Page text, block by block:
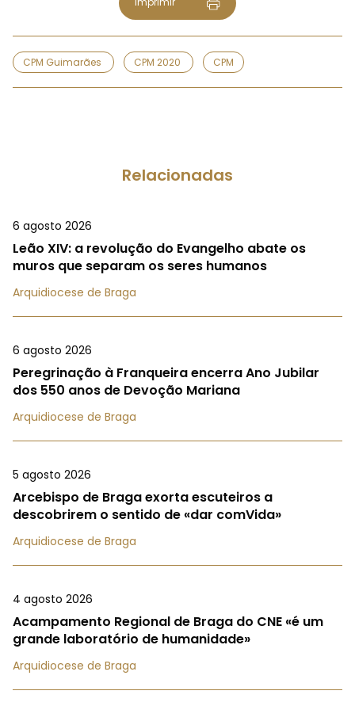
CPM Guimarães CPM 2020 CPM
Relacionadas
6 agosto 2026
Leão XIV: a revolução do Evangelho abate os
muros que separam os seres humanos
Arquidiocese de Braga
6 agosto 2026
Peregrinação à Franqueira encerra Ano Jubilar
dos 550 anos de Devoção Mariana
Arquidiocese de Braga
5 agosto 2026
Arcebispo de Braga exorta escuteiros a
descobrirem o sentido de «dar comVida»
Arquidiocese de Braga
4 agosto 2026
Acampamento Regional de Braga do CNE «é um
grande laboratório de humanidade»
Arquidiocese de Braga